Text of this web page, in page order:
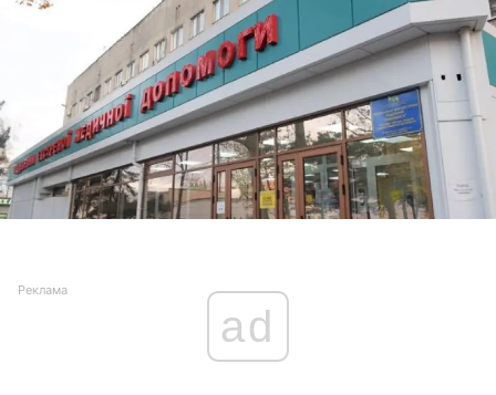
Реклама
ad